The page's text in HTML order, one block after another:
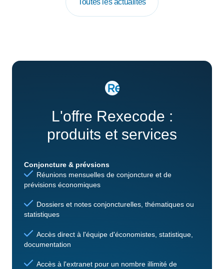
Toutes les actualités
L'offre Rexecode :
produits et services
Conjoncture & prévsions
Réunions mensuelles de conjoncture et de
prévisions économiques
Dossiers et notes conjoncturelles, thématiques ou
statistiques
Accès direct à l'équipe d'économistes, statistique,
documentation
Accès à l'extranet pour un nombre illimité de